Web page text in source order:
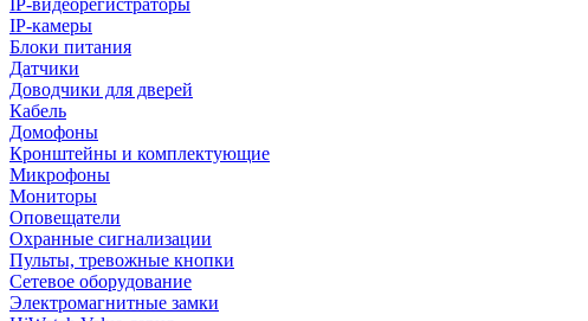
IP-видеорегистраторы
IP-камеры
Блоки питания
Датчики
Доводчики для дверей
Кабель
Домофоны
Кронштейны и комплектующие
Микрофоны
Мониторы
Оповещатели
Охранные сигнализации
Пульты, тревожные кнопки
Сетевое оборудование
Электромагнитные замки